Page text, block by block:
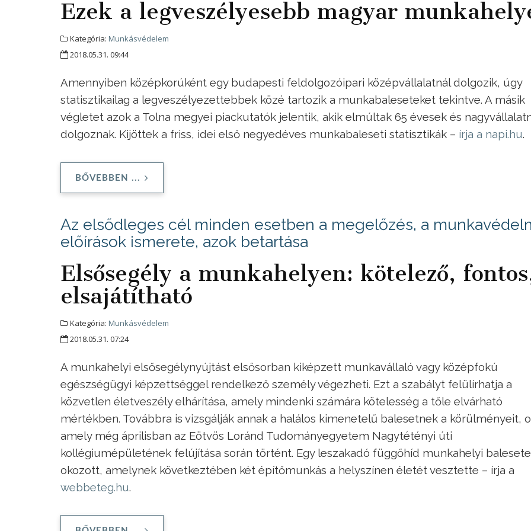
Ezek a legveszélyesebb magyar
Kategória: Munkásvédelem
2018.05.31. 09:44
Amennyiben középkorúként egy budapesti feldolgozóipari középvállalatnál dolgozik, úgy
statisztikailag a legveszélyezettebbek közé tartozik a munkabaleseteket tekintve. A másik
végletet azok a Tolna megyei piackutatók jelentik, akik elmúltak 65 évesek és
dolgoznak. Kijöttek a friss, idei első negyedéves munkabaleseti statisztikák – írja a napi.hu.
BŐVEBBEN ...
Az elsődleges cél minden esetben a megelőzés, a
előírások ismerete, azok betartása
Elsősegély a munkahelyen: kötelező,
elsajátítható
Kategória: Munkásvédelem
2018.05.31. 07:24
A munkahelyi elsősegélynyújtást elsősorban kiképzett munkavállaló vagy középfokú
egészségügyi képzettséggel rendelkező személy végezheti. Ezt a szabályt felülírhatja a
közvetlen életveszély elhárítása, amely mindenki számára kötelesség a tőle elvárható
mértékben. Továbbra is vizsgálják annak a halálos kimenetelű balesetnek a körülményeit,
amely még áprilisban az Eötvös Loránd Tudományegyetem Nagytétényi úti
kollégiumépületének felújítása során történt. Egy leszakadó függőhíd munkahelyi
okozott, amelynek következtében két építőmunkás a helyszínen életét vesztette – írja a
webbeteg.hu.